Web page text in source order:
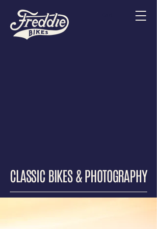
CLASSIC BIKES & PHOTOGRAPHY